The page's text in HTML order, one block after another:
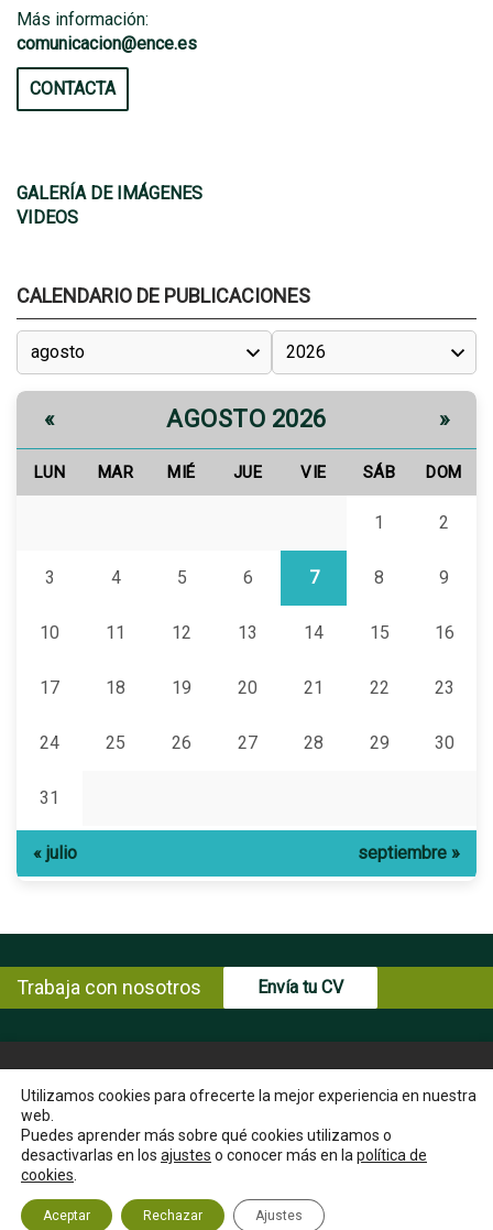
Más información:
comunicacion@ence.es
CONTACTA
GALERÍA DE IMÁGENES
VIDEOS
CALENDARIO DE PUBLICACIONES
« AGOSTO 2026 »
LUN MAR MIÉ JUE VIE SÁB DOM
1 2
3 4 5 6 7 8 9
10 11 12 13 14 15 16
17 18 19 20 21 22 23
24 25 26 27 28 29 30
31
« julio septiembre »
Trabaja con nosotros Envía tu CV
© Copyright ENCE 2026 MAPA WEB
AVISO LEGAL
INSTRUCCIONES PARA EL EJERCICIO DE DERECHOS DEL
INTERESADO
Utilizamos cookies para ofrecerte la mejor experiencia en nuestra
web.
Puedes aprender más sobre qué cookies utilizamos o
desactivarlas en los ajustes o conocer más en la política de
cookies
Aceptar Rechazar Ajustes